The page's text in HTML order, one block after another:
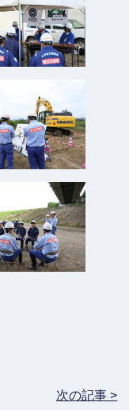
次の記事 >